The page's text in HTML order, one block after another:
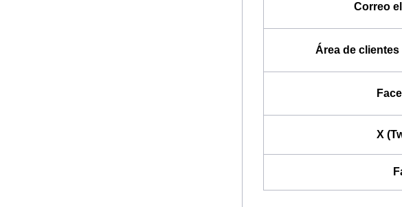
Correo
Área de
X